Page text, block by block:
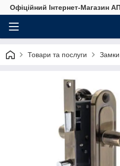
Офіційний Інтернет-Магазин
Товари та послуги Замки